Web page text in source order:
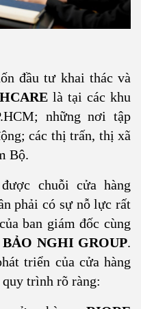
đầu tư khai thác và
là tại các khu
những nơi tập
các thị trấn, thị xã
Bộ.
chuỗi cửa hàng
phải có sự nỗ lực rất
ban giám đốc cùng
BẢO NGHI GROUP.
triển của cửa hàng
trình rõ ràng: